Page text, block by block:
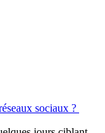
sociaux ?